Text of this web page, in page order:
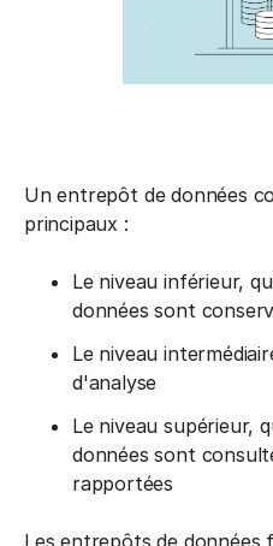
Un entrepôt de données
principaux :
Le niveau inférieur,
données sont
Le niveau
d'analyse
Le niveau supérieur,
données sont
rapportées
Les entrepôts de données